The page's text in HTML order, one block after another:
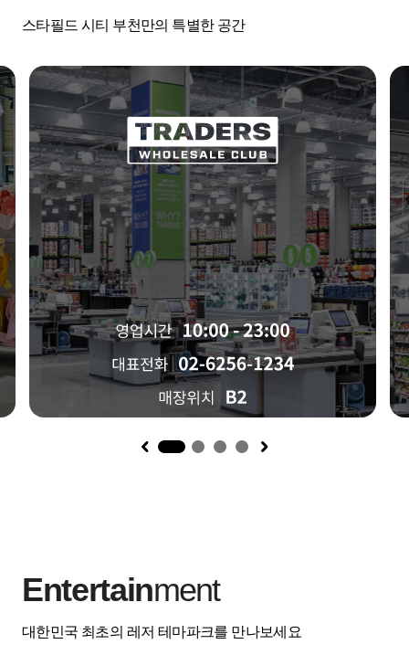
스타필드 시티 부천만의 특별한 공간
1
Entertainment
대한민국 최초의 레저 테마파크를 만나보세요